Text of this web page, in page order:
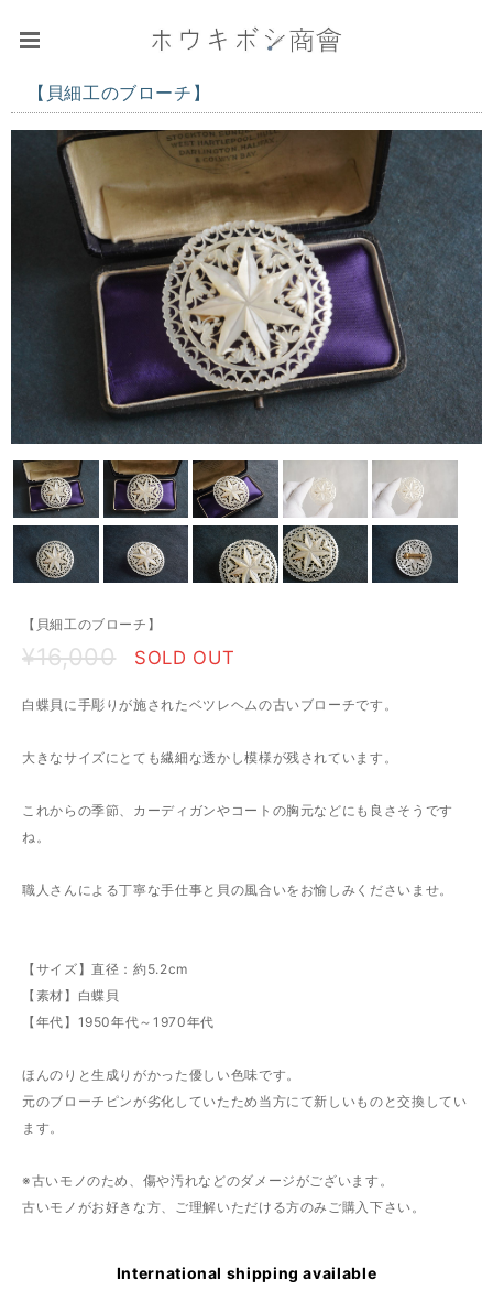
【貝細工のブローチ】
【貝細工のブローチ】
¥16,000 SOLD OUT
白蝶貝に手彫りが施されたベツレヘムの古いブローチです。
大きなサイズにとても繊細な透かし模様が残されています。
これからの季節、カーディガンやコートの胸元などにも良さそうです
ね。
職人さんによる丁寧な手仕事と貝の風合いをお愉しみくださいませ。
【サイズ】直径：約5.2cm
【素材】白蝶貝
【年代】1950年代～1970年代
ほんのりと生成りがかった優しい色味です。
元のブローチピンが劣化していたため当方にて新しいものと交換してい
ます。
※古いモノのため、傷や汚れなどのダメージがございます。
古いモノがお好きな方、ご理解いただける方のみご購入下さい。
International shipping available